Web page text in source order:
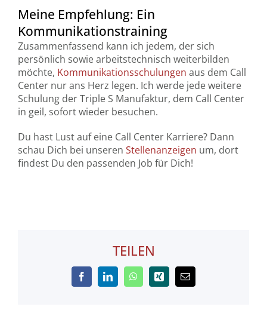
Meine Empfehlung: Ein
Kommunikationstraining
Zusammenfassend kann ich jedem, der sich
persönlich sowie arbeitstechnisch weiterbilden
möchte, Kommunikationsschulungen aus dem Call
Center nur ans Herz legen. Ich werde jede weitere
Schulung der Triple S Manufaktur, dem Call Center
in geil, sofort wieder besuchen.
Du hast Lust auf eine Call Center Karriere? Dann
schau Dich bei unseren Stellenanzeigen um, dort
findest Du den passenden Job für Dich!
TEILEN
FacebookLinkedInWhatsApp
Xing
E-
Mail